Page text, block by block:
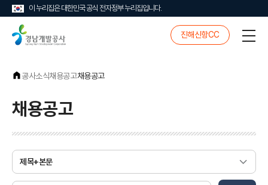
이 누리집은 대한민국 공식 전자정부 누리집입니다.
남
공
진해신항CC
전
공사소식채용공고채용공고
채용공고
게